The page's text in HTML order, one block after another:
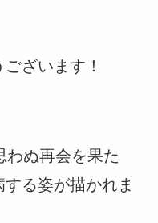
ざいます！
わぬ再会を果た
る姿が描かれま